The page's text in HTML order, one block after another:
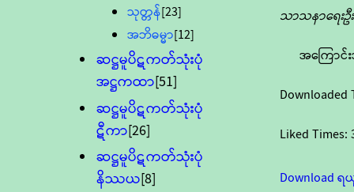
သုတ္တန်[23]
အဘိဓမ္မာ[12]
ဆဋ္ဌမူပိဋကတ်သုံးပုံ
အဋ္ဌကထာ[51]
ဆဋ္ဌမူပိဋကတ်သုံးပုံ
ဋီကာ[26]
ဆဋ္ဌမူပိဋကတ်သုံးပုံ
နိဿယ[8]
သာသနာရေးဦ
အကြောင်
Downloaded
Liked Times:
Download